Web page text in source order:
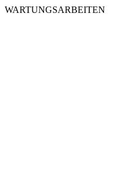
WARTUNGSARBEITEN